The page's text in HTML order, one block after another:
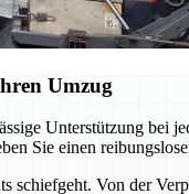
Umzug
Unterstützung
Sie einen
schiefgeht. Von der